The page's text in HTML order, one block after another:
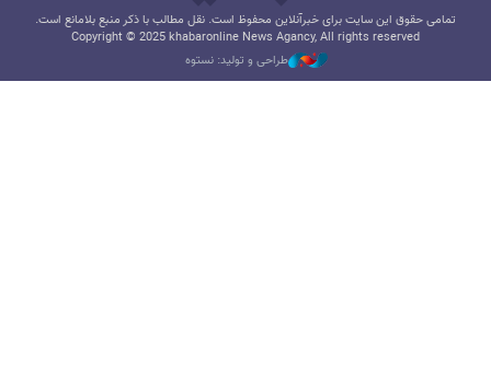
تمامی حقوق این سایت برای خبرآنلاین محفوظ است. نقل مطالب با ذکر منبع بلامانع است.
Copyright © 2025 khabaronline News Agancy, All rights reserved
طراحی و تولید: نستوه